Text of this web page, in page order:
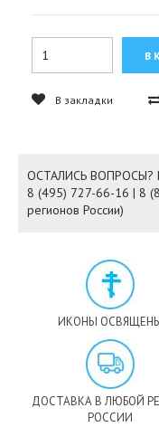
В закладки
ОСТАЛИСЬ
8 (495) 727-66-16 | 8
регионов России)
ИКОНЫ
ДОСТАВКА В ЛЮБОЙ
РОССИИ